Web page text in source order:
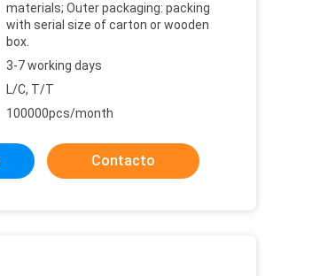
materials; Outer packaging: packing
with serial size of carton or wooden
box.
3-7 working days
L/C, T/T
100000pcs/month
Contacto